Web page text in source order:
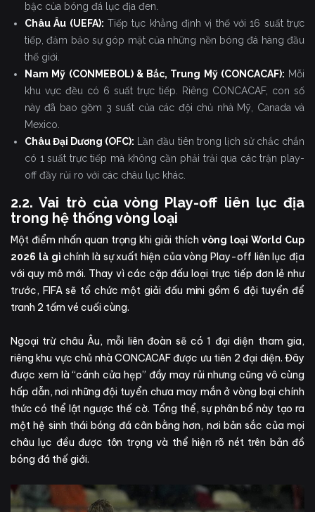
bậc của bóng đá lục địa đen.
Châu Âu (UEFA): Tiếp tục khẳng định vị thế với 16 suất trực
tiếp, đảm bảo sự góp mặt của những nền bóng đá hàng đầu
thế giới.
Nam Mỹ (CONMEBOL) & Bắc, Trung Mỹ (CONCACAF): Mỗi
khu vực đều có 6 suất trực tiếp. Riêng CONCACAF, con số
này đã bao gồm 3 suất của các đội chủ nhà Mỹ, Canada và
Mexico.
Châu Đại Dương (OFC): Lần đầu tiên trong lịch sử chắc chắn
có 1 suất trực tiếp mà không cần phải trải qua các trận play-
off đầy rủi ro với các châu lục khác.
2.2. Vai trò của vòng Play-off liên lục địa
trong hệ thống vòng loại
Một điểm nhấn quan trọng khi giải thíchvòng loại World Cup
2026 là gì chính là sự xuất hiện của vòng Play-off liên lục địa
với quy mô mới. Thay vì các cặp đấu loại trực tiếp đơn lẻ như
trước, FIFA sẽ tổ chức một giải đấu mini gồm 6 đội tuyển để
tranh 2 tấm vé cuối cùng.
Ngoại trừ châu Âu, mỗi liên đoàn sẽ có 1 đại diện tham gia,
riêng khu vực chủ nhà CONCACAF được ưu tiên 2 đại diện. Đây
được xem là “cánh cửa hẹp” đầy may rủi nhưng cũng vô cùng
hấp dẫn, nơi những đội tuyển chưa may mắn ở vòng loại chính
thức có thể lật ngược thế cờ. Tổng thể, sự phân bổ này tạo ra
một hệ sinh thái bóng đá cân bằng hơn, nơi bản sắc của mọi
châu lục đều được tôn trọng và thể hiện rõ nét trên bản đồ
bóng đá thế giới.